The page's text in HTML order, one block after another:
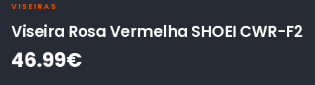
VISEIRAS
Viseira Rosa Vermelha SHOEI CWR-F2
46.99€